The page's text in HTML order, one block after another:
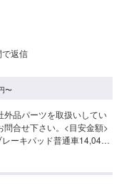
返信
〜
外品パーツを取扱いしてい
問合せ下さい。<目安金額>
ーキパッド普通車14,040